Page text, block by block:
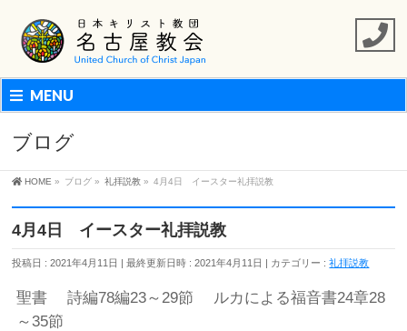
MENU
ブログ
HOME » ブログ » 礼拝説教 » 4月4日 イースター礼拝説教
4月4日 イースター礼拝説教
投稿日 : 2021年4月11日 最終更新日時 : 2021年4月11日 カテゴリー :礼拝説教
聖書 詩編78編23～29節 ルカによる福音書24章28
～35節